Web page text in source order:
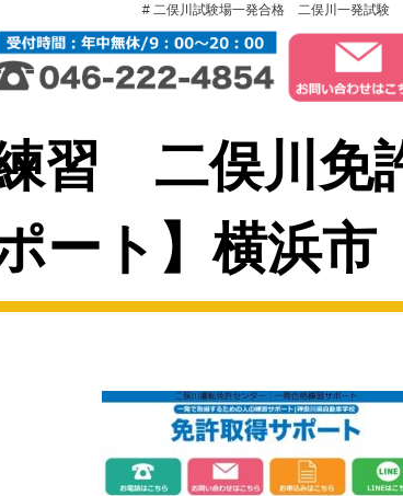
# 二俣川試験場一発合格 二俣川一発試験
習 二俣川免
ート】横浜